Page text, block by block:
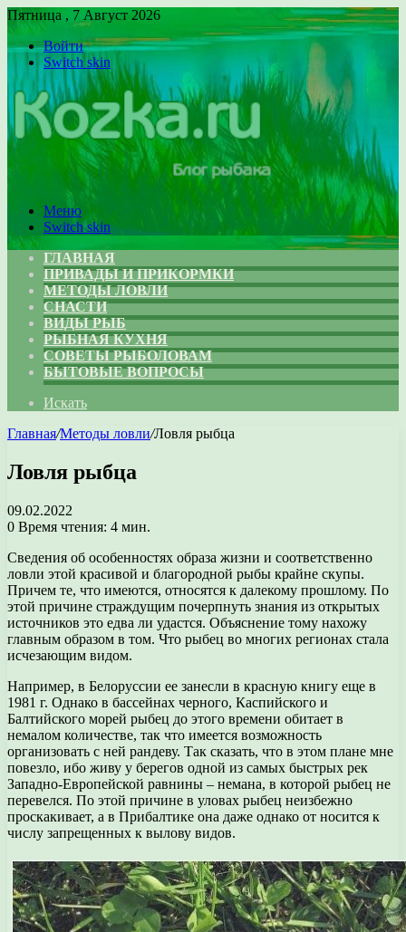
Пятница , 7 Август 2026
Войти
Switch skin
Меню
Switch skin
ГЛАВНАЯ
ПРИВАДЫ И ПРИКОРМКИ
МЕТОДЫ ЛОВЛИ
СНАСТИ
ВИДЫ РЫБ
РЫБНАЯ КУХНЯ
СОВЕТЫ РЫБОЛОВАМ
БЫТОВЫЕ ВОПРОСЫ
Искать
Главная/Методы ловли/Ловля рыбца
Ловля рыбца
09.02.2022
0 Время чтения: 4 мин.
Сведения об особенностях образа жизни и соответственно
ловли этой красивой и благородной рыбы крайне скупы.
Причем те, что имеются, относятся к далекому прошлому. По
этой причине страждущим почерпнуть знания из открытых
источников это едва ли удастся. Объяснение тому нахожу
главным образом в том. Что рыбец во многих регионах стала
исчезающим видом.
Например, в Белоруссии ее занесли в красную книгу еще в
1981 г. Однако в бассейнах черного, Каспийского и
Балтийского морей рыбец до этого времени обитает в
немалом количестве, так что имеется возможность
организовать с ней рандеву. Так сказать, что в этом плане мне
повезло, ибо живу у берегов одной из самых быстрых рек
Западно-Европейской равнины – немана, в которой рыбец не
перевелся. По этой причине в уловах рыбец неизбежно
проскакивает, а в Прибалтике она даже однако от носится к
числу запрещенных к вылову видов.